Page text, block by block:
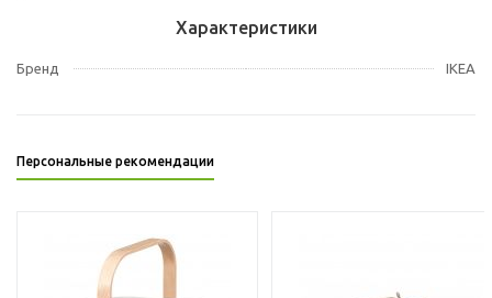
Характеристики
Бренд IKEA
Персональные рекомендации